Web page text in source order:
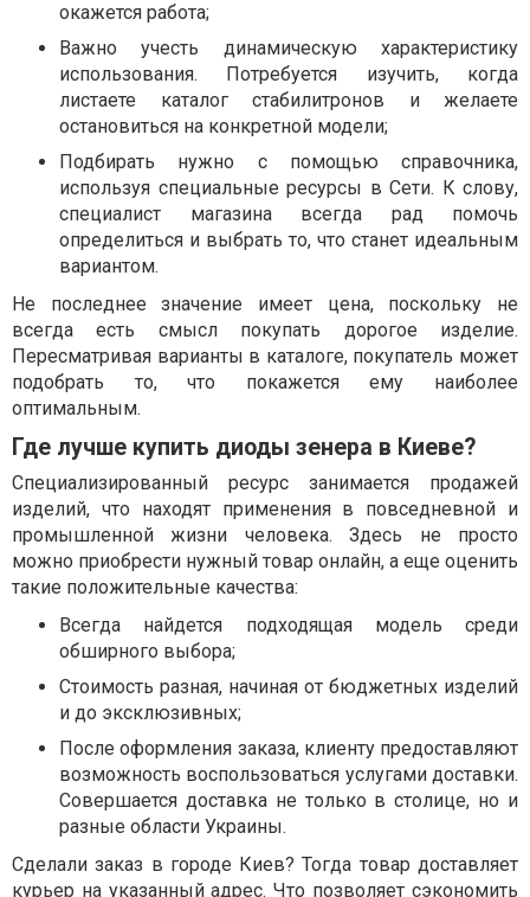
окажется работа;
Важно учесть динамическую характеристику
использования. Потребуется изучить, когда
листаете каталог стабилитронов и желаете
остановиться на конкретной модели;
Подбирать нужно с помощью справочника,
используя специальные ресурсы в Сети. К слову,
специалист магазина всегда рад помочь
определиться и выбрать то, что станет идеальным
вариантом.
Не последнее значение имеет цена, поскольку не
всегда есть смысл покупать дорогое изделие.
Пересматривая варианты в каталоге, покупатель может
подобрать то, что покажется ему наиболее
оптимальным.
Где лучше купить диоды зенера в Киеве?
Специализированный ресурс занимается продажей
изделий, что находят применения в повседневной и
промышленной жизни человека. Здесь не просто
можно приобрести нужный товар онлайн, а еще оценить
такие положительные качества:
Всегда найдется подходящая модель среди
обширного выбора;
Стоимость разная, начиная от бюджетных изделий
и до эксклюзивных;
После оформления заказа, клиенту предоставляют
возможность воспользоваться услугами доставки.
Совершается доставка не только в столице, но и
разные области Украины.
Сделали заказ в городе Киев? Тогда товар доставляет
курьер на указанный адрес. Что позволяет сэкономить